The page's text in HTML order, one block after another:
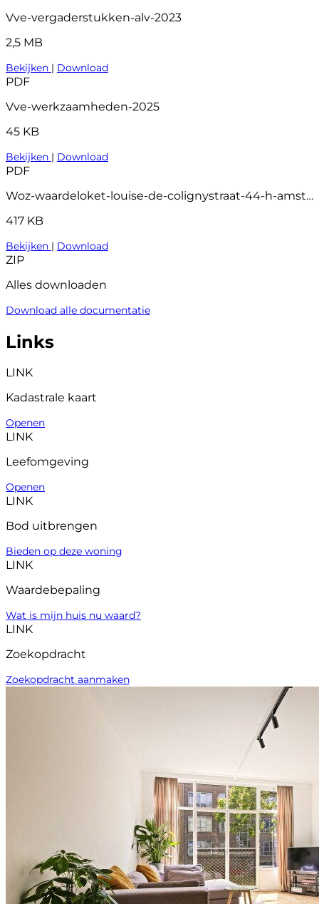
Vve-vergaderstukken-alv-2023
2,5 MB
Bekijken | Download
PDF
Vve-werkzaamheden-2025
45 KB
Bekijken | Download
PDF
Woz-waardeloket-louise-de-colignystraat-44-h-amsterdam
417 KB
Bekijken | Download
ZIP
Alles downloaden
Download alle documentatie
Links
LINK
Kadastrale kaart
Openen
LINK
Leefomgeving
Openen
LINK
Bod uitbrengen
Bieden op deze woning
LINK
Waardebepaling
Wat is mijn huis nu waard?
LINK
Zoekopdracht
Zoekopdracht aanmaken